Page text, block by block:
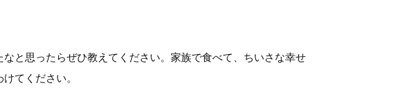
と思ったらぜひ教えてください。家族で食べて、ちいさな幸せ
てください。